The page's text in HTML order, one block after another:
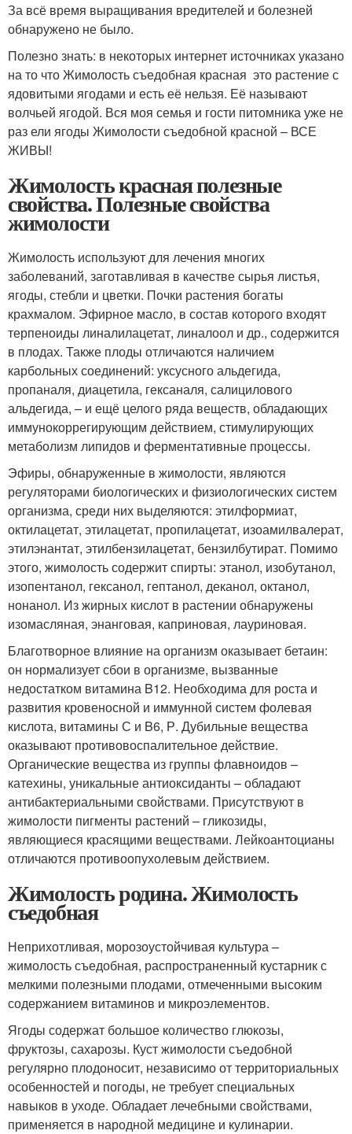
За всё время выращивания вредителей и болезней
обнаружено не было.
Полезно знать: в некоторых интернет источниках указано
на то что Жимолость съедобная красная это растение с
ядовитыми ягодами и есть её нельзя. Её называют
волчьей ягодой. Вся моя семья и гости питомника уже не
раз ели ягоды Жимолости съедобной красной – ВСЕ
ЖИВЫ!
Жимолость красная полезные
свойства. Полезные свойства
жимолости
Жимолость используют для лечения многих
заболеваний, заготавливая в качестве сырья листья,
ягоды, стебли и цветки. Почки растения богаты
крахмалом. Эфирное масло, в состав которого входят
терпеноиды линалилацетат, линалоол и др., содержится
в плодах. Также плоды отличаются наличием
карбольных соединений: уксусного альдегида,
пропаналя, диацетила, гексаналя, салицилового
альдегида, – и ещё целого ряда веществ, обладающих
иммунокоррегирующим действием, стимулирующих
метаболизм липидов и ферментативные процессы.
Эфиры, обнаруженные в жимолости, являются
регуляторами биологических и физиологических систем
организма, среди них выделяются: этилформиат,
октилацетат, этилацетат, пропилацетат, изоамилвалерат,
этилэнантат, этилбензилацетат, бензилбутират. Помимо
этого, жимолость содержит спирты: этанол, изобутанол,
изопентанол, гексанол, гептанол, деканол, октанол,
нонанол. Из жирных кислот в растении обнаружены
изомасляная, энанговая, каприновая, лауриновая.
Благотворное влияние на организм оказывает бетаин:
он нормализует сбои в организме, вызванные
недостатком витамина B12. Необходима для роста и
развития кровеносной и иммунной систем фолевая
кислота, витамины С и B6, Р. Дубильные вещества
оказывают противовоспалительное действие.
Органические вещества из группы флавноидов –
катехины, уникальные антиоксиданты – обладают
антибактериальными свойствами. Присутствуют в
жимолости пигменты растений – гликозиды,
являющиеся красящими веществами. Лейкоантоцианы
отличаются противоопухолевым действием.
Жимолость родина. Жимолость
съедобная
Неприхотливая, морозоустойчивая культура –
жимолость съедобная, распространенный кустарник с
мелкими полезными плодами, отмеченными высоким
содержанием витаминов и микроэлементов.
Ягоды содержат большое количество глюкозы,
фруктозы, сахарозы. Куст жимолости съедобной
регулярно плодоносит, независимо от территориальных
особенностей и погоды, не требует специальных
навыков в уходе. Обладает лечебными свойствами,
применяется в народной медицине и кулинарии.